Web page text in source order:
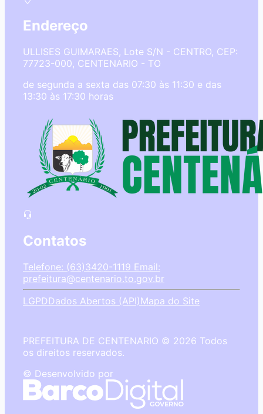
Endereço
ULLISES GUIMARAES, Lote S/N - CENTRO, CEP:
77723-000, CENTENARIO - TO
de segunda a sexta das 07:30 às 11:30 e das
13:30 às 17:30 horas
Contatos
Telefone: (63)3420-1119 Email:
prefeitura@centenario.to.gov.br
LGPDDados Abertos (API)Mapa do Site
PREFEITURA DE CENTENARIO © 2026 Todos
os direitos reservados.
© Desenvolvido por